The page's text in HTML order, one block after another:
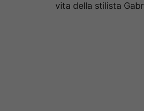
vita della stilista